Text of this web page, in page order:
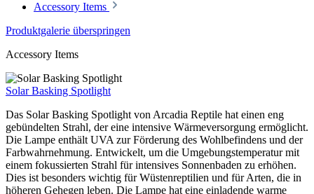
Accessory Items
Produktgalerie überspringen
Accessory Items
Solar Basking Spotlight
Das Solar Basking Spotlight von Arcadia Reptile hat einen eng
gebündelten Strahl, der eine intensive Wärmeversorgung ermöglicht.
Die Lampe enthält UVA zur Förderung des Wohlbefindens und der
Farbwahrnehmung. Entwickelt, um die Umgebungstemperatur mit
einem fokussierten Strahl für intensives Sonnenbaden zu erhöhen.
Dies ist besonders wichtig für Wüstenreptilien und für Arten, die in
höheren Gehegen leben. Die Lampe hat eine einladende warme